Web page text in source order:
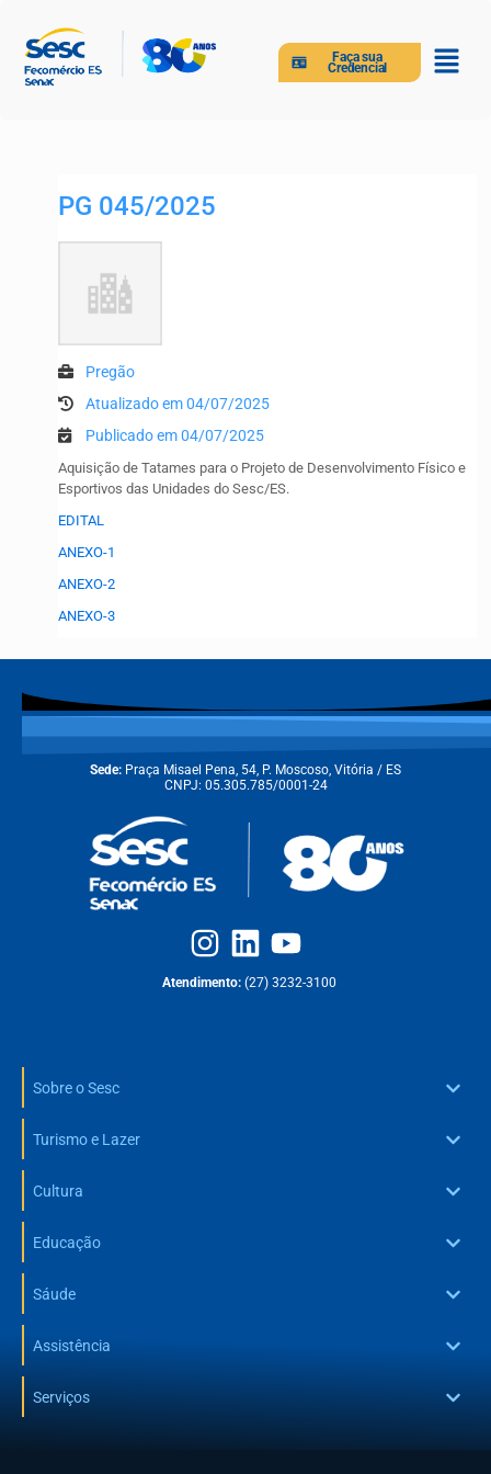
Faça sua
Credencial
PG 045/2025
Pregão
Atualizado em 04/07/2025
Publicado em 04/07/2025
Aquisição de Tatames para o Projeto de Desenvolvimento Físico e
Esportivos das Unidades do Sesc/ES.
EDITAL
ANEXO-1
ANEXO-2
ANEXO-3
Sede: Praça Misael Pena, 54, P. Moscoso, Vitória / ES
CNPJ: 05.305.785/0001-24
Atendimento: (27) 3232-3100
Sobre o Sesc
Turismo e Lazer
Cultura
Educação
Sáude
Assistência
Serviços